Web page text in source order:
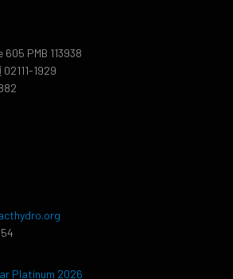
PMB 113938
1929